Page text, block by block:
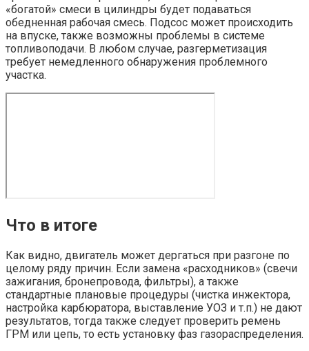
«богатой» смеси в цилиндры будет подаваться
обедненная рабочая смесь. Подсос может происходить
на впуске, также возможны проблемы в системе
топливоподачи. В любом случае, разгерметизация
требует немедленного обнаружения проблемного
участка.
Что в итоге
Как видно, двигатель может дергаться при разгоне по
целому ряду причин. Если замена «расходников» (свечи
зажигания, бронепровода, фильтры), а также
стандартные плановые процедуры (чистка инжектора,
настройка карбюратора, выставление УОЗ и т.п.) не дают
результатов, тогда также следует проверить ремень
ГРМ или цепь, то есть установку фаз газораспределения.